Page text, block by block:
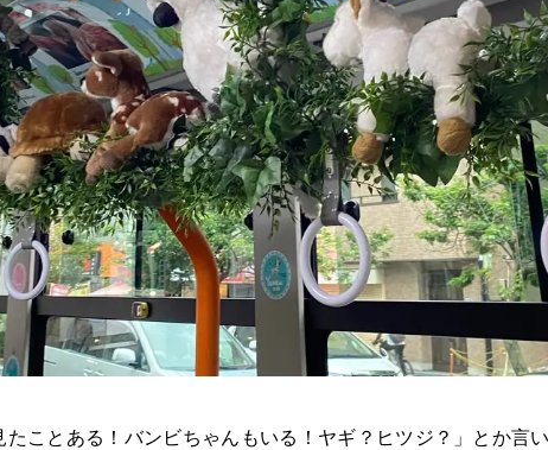
たことある！バンビちゃんもいる！ヤギ？ヒツジ？」とか言